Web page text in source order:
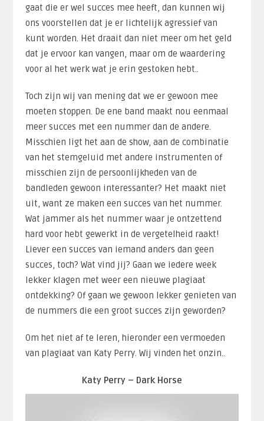
gaat die er wel succes mee heeft, dan kunnen wij
ons voorstellen dat je er lichtelijk agressief van
kunt worden. Het draait dan niet meer om het geld
dat je ervoor kan vangen, maar om de waardering
voor al het werk wat je erin gestoken hebt..
Toch zijn wij van mening dat we er gewoon mee
moeten stoppen. De ene band maakt nou eenmaal
meer succes met een nummer dan de andere.
Misschien ligt het aan de show, aan de combinatie
van het stemgeluid met andere instrumenten of
misschien zijn de persoonlijkheden van de
bandleden gewoon interessanter? Het maakt niet
uit, want ze maken een succes van het nummer.
Wat jammer als het nummer waar je ontzettend
hard voor hebt gewerkt in de vergetelheid raakt!
Liever een succes van iemand anders dan geen
succes, toch? Wat vind jij? Gaan we iedere week
lekker klagen met weer een nieuwe plagiaat
ontdekking? Of gaan we gewoon lekker genieten van
de nummers die een groot succes zijn geworden?
Om het niet af te leren, hieronder een vermoeden
van plagiaat van Katy Perry. Wij vinden het onzin..
Katy Perry – Dark Horse